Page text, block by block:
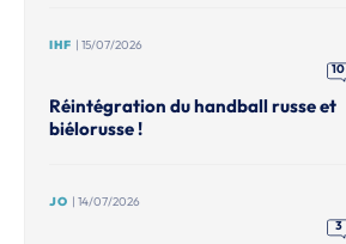
IHF | 15/07/2026
10
Réintégration du handball russe et
biélorusse !
JO | 14/07/2026
3